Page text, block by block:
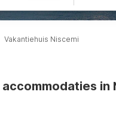
Vakantiehuis Niscemi
accommodaties in